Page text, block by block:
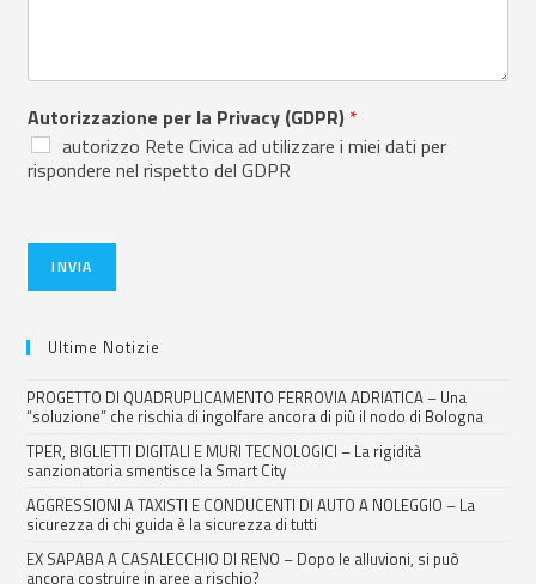
Autorizzazione per la Privacy (GDPR) *
autorizzo Rete Civica ad utilizzare i miei dati per
rispondere nel rispetto del GDPR
INVIA
Ultime Notizie
PROGETTO DI QUADRUPLICAMENTO FERROVIA ADRIATICA – Una
“soluzione” che rischia di ingolfare ancora di più il nodo di Bologna
TPER, BIGLIETTI DIGITALI E MURI TECNOLOGICI – La rigidità
sanzionatoria smentisce la Smart City
AGGRESSIONI A TAXISTI E CONDUCENTI DI AUTO A NOLEGGIO – La
sicurezza di chi guida è la sicurezza di tutti
EX SAPABA A CASALECCHIO DI RENO – Dopo le alluvioni, si può
ancora costruire in aree a rischio?